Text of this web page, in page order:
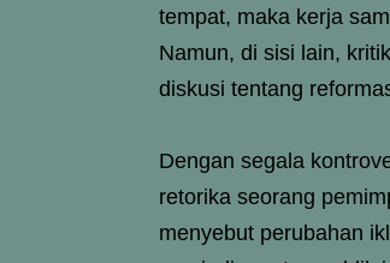
tempat, maka kerja
Namun, di sisi lain,
diskusi tentang
Dengan segala
retorika seorang
menyebut perubahan